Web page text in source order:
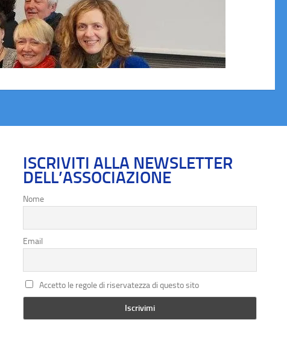
ISCRIVITI ALLA NEWSLETTER
DELL’ASSOCIAZIONE
Nome
Email
Accetto le regole di riservatezza di questo sito